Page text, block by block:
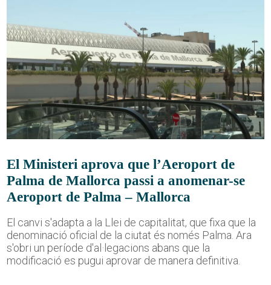
El Ministeri aprova que l’Aeroport de
Palma de Mallorca passi a anomenar-se
Aeroport de Palma – Mallorca
El canvi s'adapta a la Llei de capitalitat, que fixa que la
denominació oficial de la ciutat és només Palma. Ara
s'obri un període d'al·legacions abans que la
modificació es pugui aprovar de manera definitiva.